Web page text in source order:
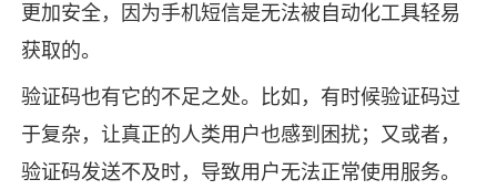
更加安全，因为手机短信是无法被自动化工具轻易
获取的。
验证码也有它的不足之处。比如，有时候验证码过
于复杂，让真正的人类用户也感到困扰；又或者，
验证码发送不及时，导致用户无法正常使用服务。